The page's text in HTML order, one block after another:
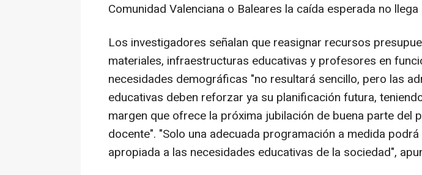
Comunidad Valenciana o Baleares la caída esperada no llega
Los investigadores señalan que reasignar recursos
materiales, infraestructuras educativas y profesores en
necesidades demográficas "no resultará sencillo, pero las
educativas deben reforzar ya su planificación futura,
margen que ofrece la próxima jubilación de buena parte del
docente". "Solo una adecuada programación a medida
apropiada a las necesidades educativas de la sociedad",